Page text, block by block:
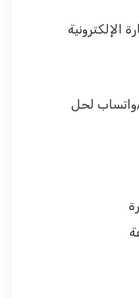
الإلكترونية
لحل